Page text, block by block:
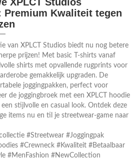
XPLCT Studios
Premium Kwaliteit tegen
van XPLCT Studios biedt nu nog betere
prijzen! Met basic T-shirts vanaf
shirts met opvallende rugprints voor
gemakkelijk upgraden. De
joggingpakken, perfect voor
de joggingbroek met een XPLCT hoodie
stijlvolle en casual look. Ontdek deze
items nu en til je streetwear-game naar
#Streetwear #Joggingpak
#Crewneck #Kwaliteit #Betaalbaar
#MenFashion #NewCollection